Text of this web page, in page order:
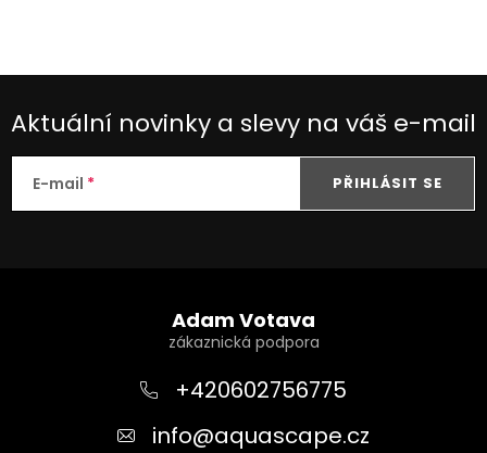
Aktuální novinky a slevy na váš e-mail
E-mail PŘIHLÁSIT SE
Adam Votava
+420602756775
info@aquascape.cz